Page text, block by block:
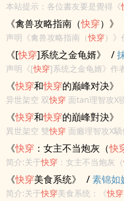
本站提示：各位書友要是覺得《
請不要忘記向您QQ群和微博裡
《禽兽攻略指南（快穿）》
声明《禽兽攻略指南（快穿）
穿）最新章节小说在线阅读，实
新章节，书友所发表的禽兽攻略
表书河小说网赞...
《[快穿]系统之金龟婿》 /
声明《[快穿]系统之金龟婿》作
新章节小说在线阅读，实时同
书友所发表的[快穿]系统之金龟
网...
《快穿和快穿的巅峰对决》
异世架空 双快穿 面tan理智攻X
开放式结局
《快穿和快穿的巔峰對決》
異世架空 雙快穿 面癱理智攻X
開放式結局
《快穿 ：女主不当炮灰（快
开/ 科幻
简介:关于快穿 ：女主不当炮灰（
重生的？哥哥是胎穿的？闺蜜
灰？不怕不怕，我有车票在手
《快穿美食系统》 /素锦如
简介:关于快穿美食系统：《快穿